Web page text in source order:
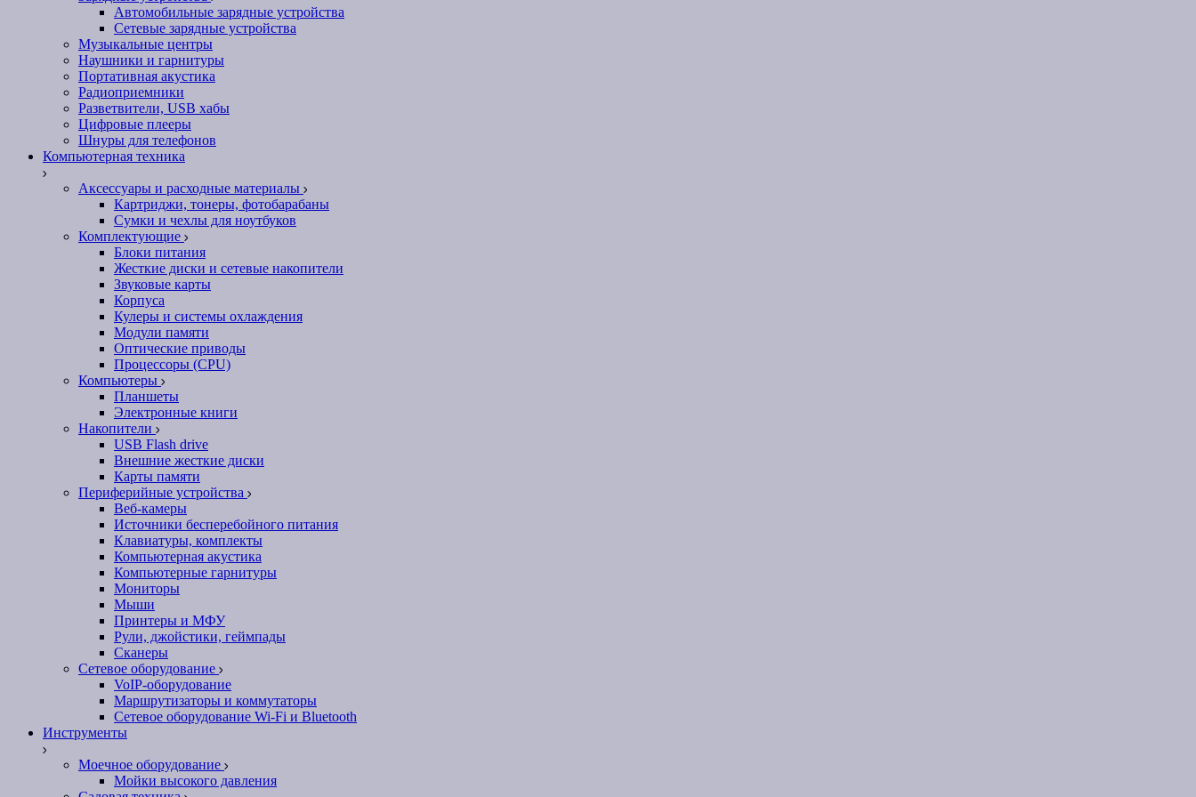
Автомобильные зарядные устройства
Сетевые зарядные устройства
Музыкальные центры
Наушники и гарнитуры
Портативная акустика
Радиоприемники
Разветвители, USB хабы
Цифровые плееры
Шнуры для телефонов
Компьютерная техника
Аксессуары и расходные материалы
Картриджи, тонеры, фотобарабаны
Сумки и чехлы для ноутбуков
Комплектующие
Блоки питания
Жесткие диски и сетевые накопители
Звуковые карты
Корпуса
Кулеры и системы охлаждения
Модули памяти
Оптические приводы
Процессоры (CPU)
Компьютеры
Планшеты
Электронные книги
Накопители
USB Flash drive
Внешние жесткие диски
Карты памяти
Периферийные устройства
Веб-камеры
Источники бесперебойного питания
Клавиатуры, комплекты
Компьютерная акустика
Компьютерные гарнитуры
Мониторы
Мыши
Принтеры и МФУ
Рули, джойстики, геймпады
Сканеры
Сетевое оборудование
VoIP-оборудование
Маршрутизаторы и коммутаторы
Сетевое оборудование Wi-Fi и Bluetooth
Инструменты
Моечное оборудование
Мойки высокого давления